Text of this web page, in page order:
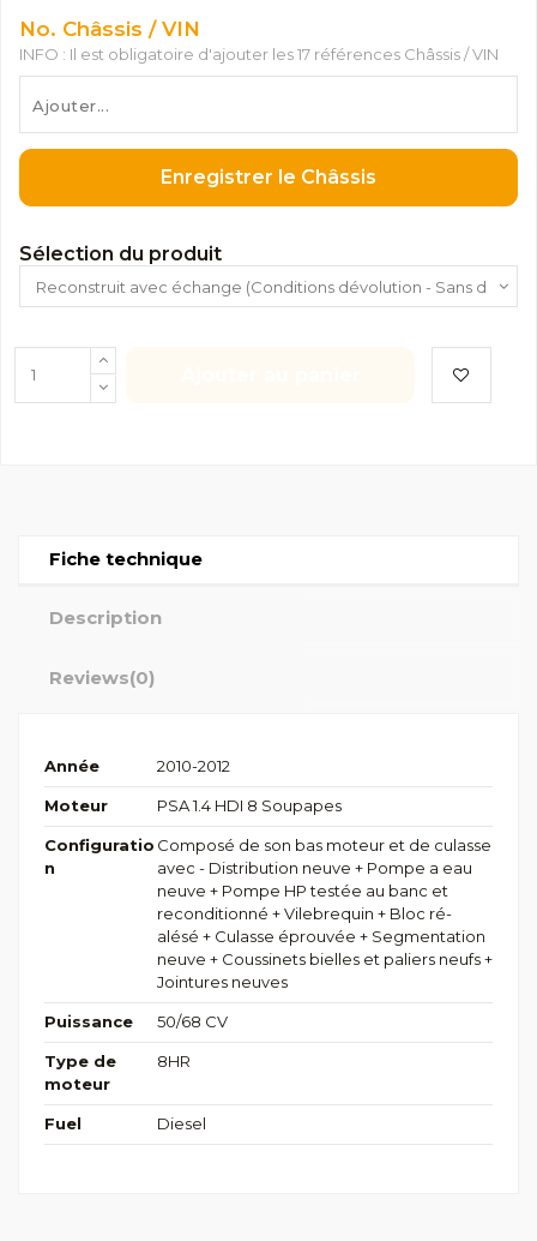
No. Châssis / VIN
INFO : Il est obligatoire d'ajouter les 17 références Châssis / VIN
Enregistrer le Châssis
Sélection du produit
Fiche technique
Description
Reviews(0)
Année 2010-2012
Moteur PSA 1.4 HDI 8 Soupapes
Configuratio
n
Composé de son bas moteur et de culasse
avec - Distribution neuve + Pompe a eau
neuve + Pompe HP testée au banc et
reconditionné + Vilebrequin + Bloc ré-
alésé + Culasse éprouvée + Segmentation
neuve + Coussinets bielles et paliers neufs +
Jointures neuves
Puissance 50/68 CV
Type de
moteur
8HR
Fuel Diesel